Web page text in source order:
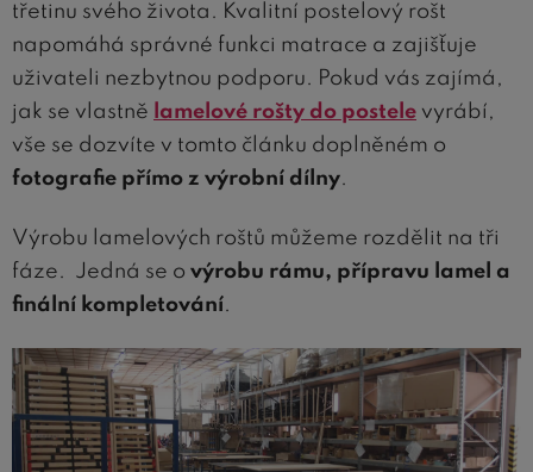
třetinu svého života. Kvalitní postelový rošt
napomáhá správné funkci matrace a zajišťuje
uživateli nezbytnou podporu. Pokud vás zajímá,
jak se vlastně
lamelové rošty do postele vyrábí,
vše se dozvíte v tomto článku doplněném o
fotografie přímo z výrobní dílny.
Výrobu lamelových roštů můžeme rozdělit na tři
fáze. Jedná se o výrobu rámu, přípravu lamel a
finální kompletování.